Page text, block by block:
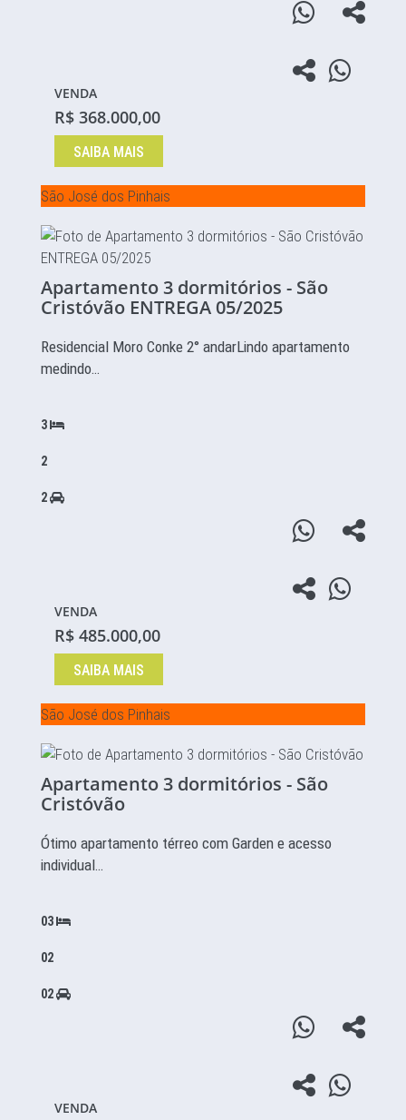
VENDA
R$ 368.000,00
SAIBA MAIS
São José dos Pinhais
Apartamento 3 dormitórios - São
Cristóvão ENTREGA 05/2025
Residencial Moro Conke 2° andarLindo apartamento
medindo…
3
2
2
VENDA
R$ 485.000,00
SAIBA MAIS
São José dos Pinhais
Apartamento 3 dormitórios - São
Cristóvão
Ótimo apartamento térreo com Garden e acesso
individual…
03
02
02
VENDA